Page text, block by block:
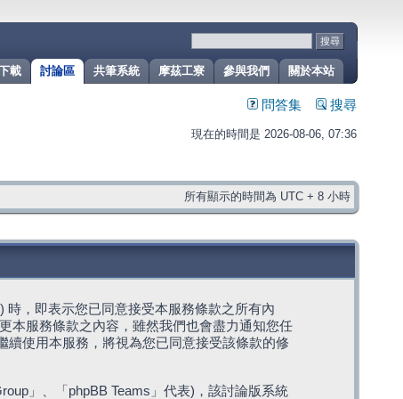
關於本站
參與我們
摩茲工寮
共筆系統
討論區
載
問答集 搜尋
現在的時間是 2026-08-06, 07:36
所有顯示的時間為 UTC + 8 小時
，即表示您已同意接受本服務條款之所有內
本服務條款之內容，雖然我們也會盡力通知您任
使用本服務，將視為您已同意接受該條款的修
」、「phpBB Teams」代表)，該討論版系統